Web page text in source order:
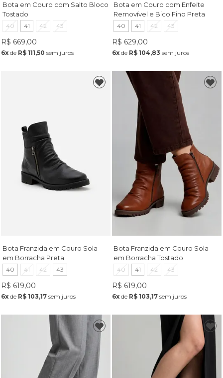
Bota em Couro com Salto Bloco
Tostado
40 41 42 43
R$ 669,00
6xde R$ 111,50 sem juros
Bota em Couro com Enfeite
Removível e Bico Fino Preta
40 41 42 43
R$ 629,00
6x de R$ 104,83 sem juros
Bota Franzida em Couro Sola
em Borracha Preta
40 41 42 43
R$ 619,00
6xde R$ 103,17sem juros
Bota Franzida em Couro Sola
em Borracha Tostado
40 41 42 43
R$ 619,00
6x de R$ 103,17 sem juros